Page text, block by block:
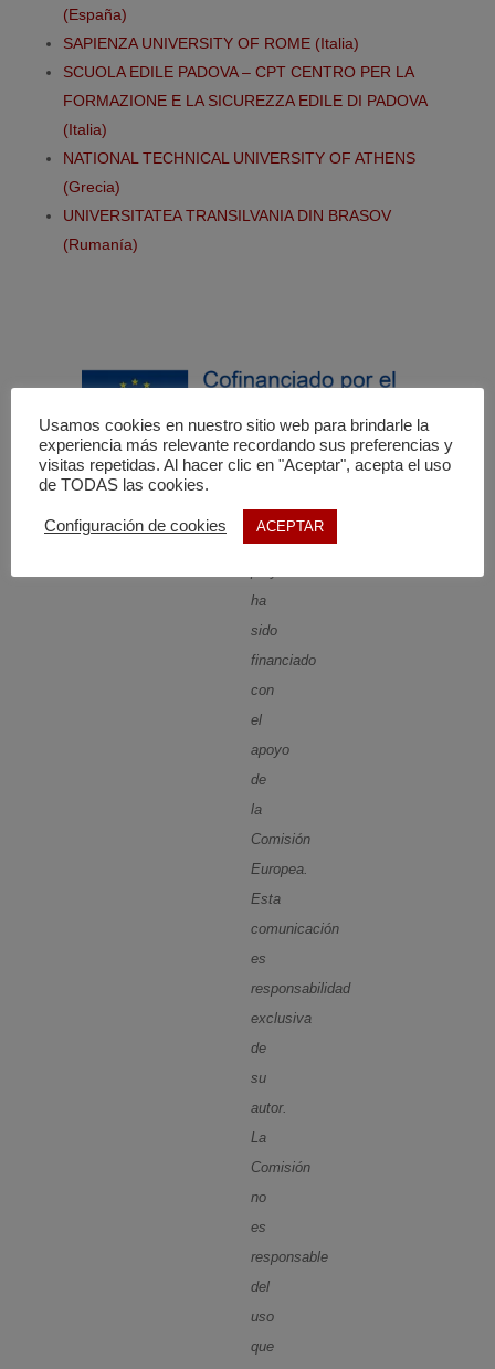
(España)
SAPIENZA UNIVERSITY OF ROME (Italia)
SCUOLA EDILE PADOVA – CPT CENTRO PER LA
FORMAZIONE E LA SICUREZZA EDILE DI PADOVA
(Italia)
NATIONAL TECHNICAL UNIVERSITY OF ATHENS
(Grecia)
UNIVERSITATEA TRANSILVANIA DIN BRASOV
(Rumanía)
El
presente
ha
sido
financiado
con
el
apoyo
de
la
Comisión
Europea.
Esta
comunicación
es
responsabilidad
exclusiva
de
su
autor.
La
Comisión
no
es
responsable
del
uso
que
Usamos cookies en nuestro sitio web para brindarle la
experiencia más relevante recordando sus preferencias y
visitas repetidas. Al hacer clic en "Aceptar", acepta el uso
de TODAS las cookies.
Configuración de cookies ACEPTAR